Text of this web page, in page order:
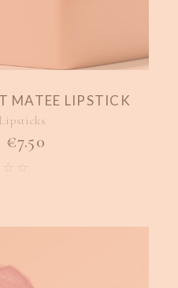
MATEE LIPSTICK
Lipsticks
€7.50